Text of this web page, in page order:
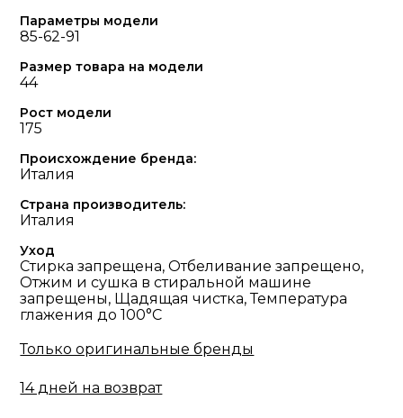
Параметры модели
85-62-91
Размер товара на модели
44
Рост модели
175
Происхождение бренда:
Италия
Страна производитель:
Италия
Уход
Стирка запрещена, Отбеливание запрещено,
Отжим и сушка в стиральной машине
запрещены, Щадящая чистка, Температура
глажения до 100°С
Только оригинальные бренды
14 дней на возврат